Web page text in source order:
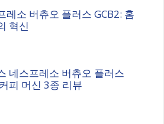
레소 버츄오 플러스 GCB2: 홈
혁신
네스프레소 버츄오 플러스
피 머신 3종 리뷰